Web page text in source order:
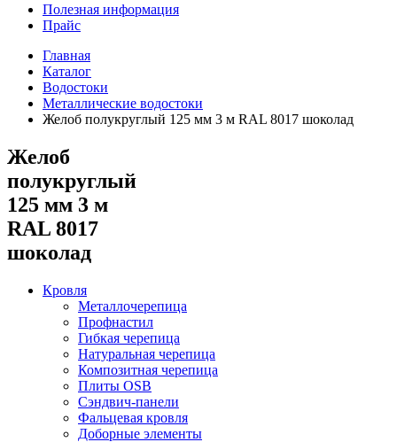
Полезная информация
Прайс
Главная
Каталог
Водостоки
Металлические водостоки
Желоб полукруглый 125 мм 3 м RAL 8017 шоколад
Желоб
полукруглый
125 мм 3 м
RAL 8017
шоколад
Кровля
Металлочерепица
Профнастил
Гибкая черепица
Натуральная черепица
Композитная черепица
Плиты OSB
Сэндвич-панели
Фальцевая кровля
Доборные элементы